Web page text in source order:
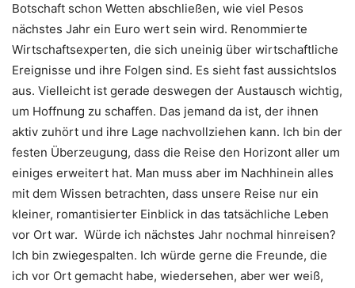
Botschaft schon Wetten abschließen, wie viel Pesos
nächstes Jahr ein Euro wert sein wird. Renommierte
Wirtschaftsexperten, die sich uneinig über wirtschaftliche
Ereignisse und ihre Folgen sind. Es sieht fast aussichtslos
aus. Vielleicht ist gerade deswegen der Austausch wichtig,
um Hoffnung zu schaffen. Das jemand da ist, der ihnen
aktiv zuhört und ihre Lage nachvollziehen kann. Ich bin der
festen Überzeugung, dass die Reise den Horizont aller um
einiges erweitert hat. Man muss aber im Nachhinein alles
mit dem Wissen betrachten, dass unsere Reise nur ein
kleiner, romantisierter Einblick in das tatsächliche Leben
vor Ort war. Würde ich nächstes Jahr nochmal hinreisen?
Ich bin zwiegespalten. Ich würde gerne die Freunde, die
ich vor Ort gemacht habe, wiedersehen, aber wer weiß,